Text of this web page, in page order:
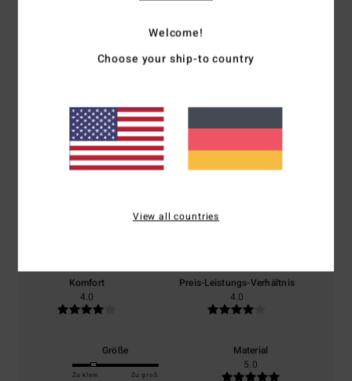
Durchschnittliche Bewertung
4.0
Komfort
4.0
Preis-Leistungs-Verhältnis
4.0
Größe
Zu klein Zu groß
Material
5.0
Welcome!
Choose your ship-to country
View all countries